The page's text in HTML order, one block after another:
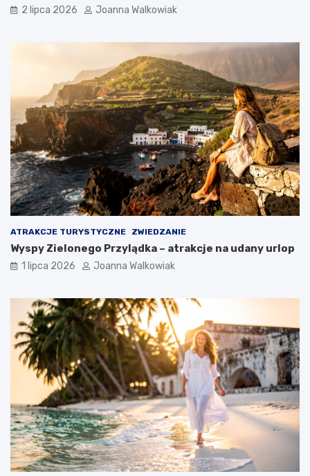
2 lipca 2026 Joanna Walkowiak
ATRAKCJE TURYSTYCZNE ZWIEDZANIE
Wyspy Zielonego Przylądka – atrakcje na udany urlop
1 lipca 2026 Joanna Walkowiak